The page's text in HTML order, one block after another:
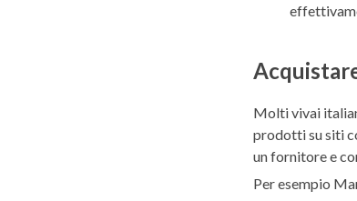
Molti vivai
prodotti su siti
un fornitore e
Per esempio